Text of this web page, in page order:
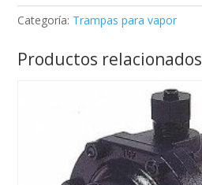
Categoría: Trampas para vapor
Productos relacionados